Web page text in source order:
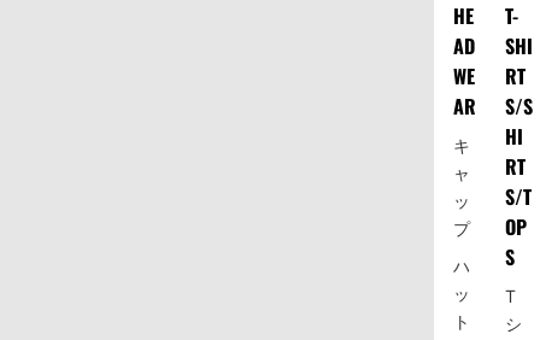
HE
AD
WE
AR
キ
ャ
ッ
プ
ハ
ッ
ト
T-
SHI
RT
S/S
HI
RT
S/T
OP
S
T
シ